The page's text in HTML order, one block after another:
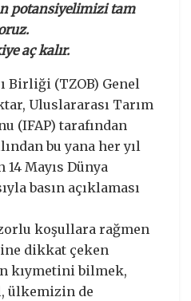
potansiyelimizi tam
aç kalır.
Birliği (TZOB) Genel
Uluslararası Tarım
(IFAP) tarafından
bu yana her yıl
Mayıs Dünya
basın açıklaması
koşullara rağmen
dikkat çeken
kıymetini bilmek,
ülkemizin de